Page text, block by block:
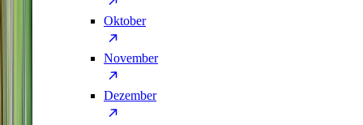
Oktober
November
Dezember